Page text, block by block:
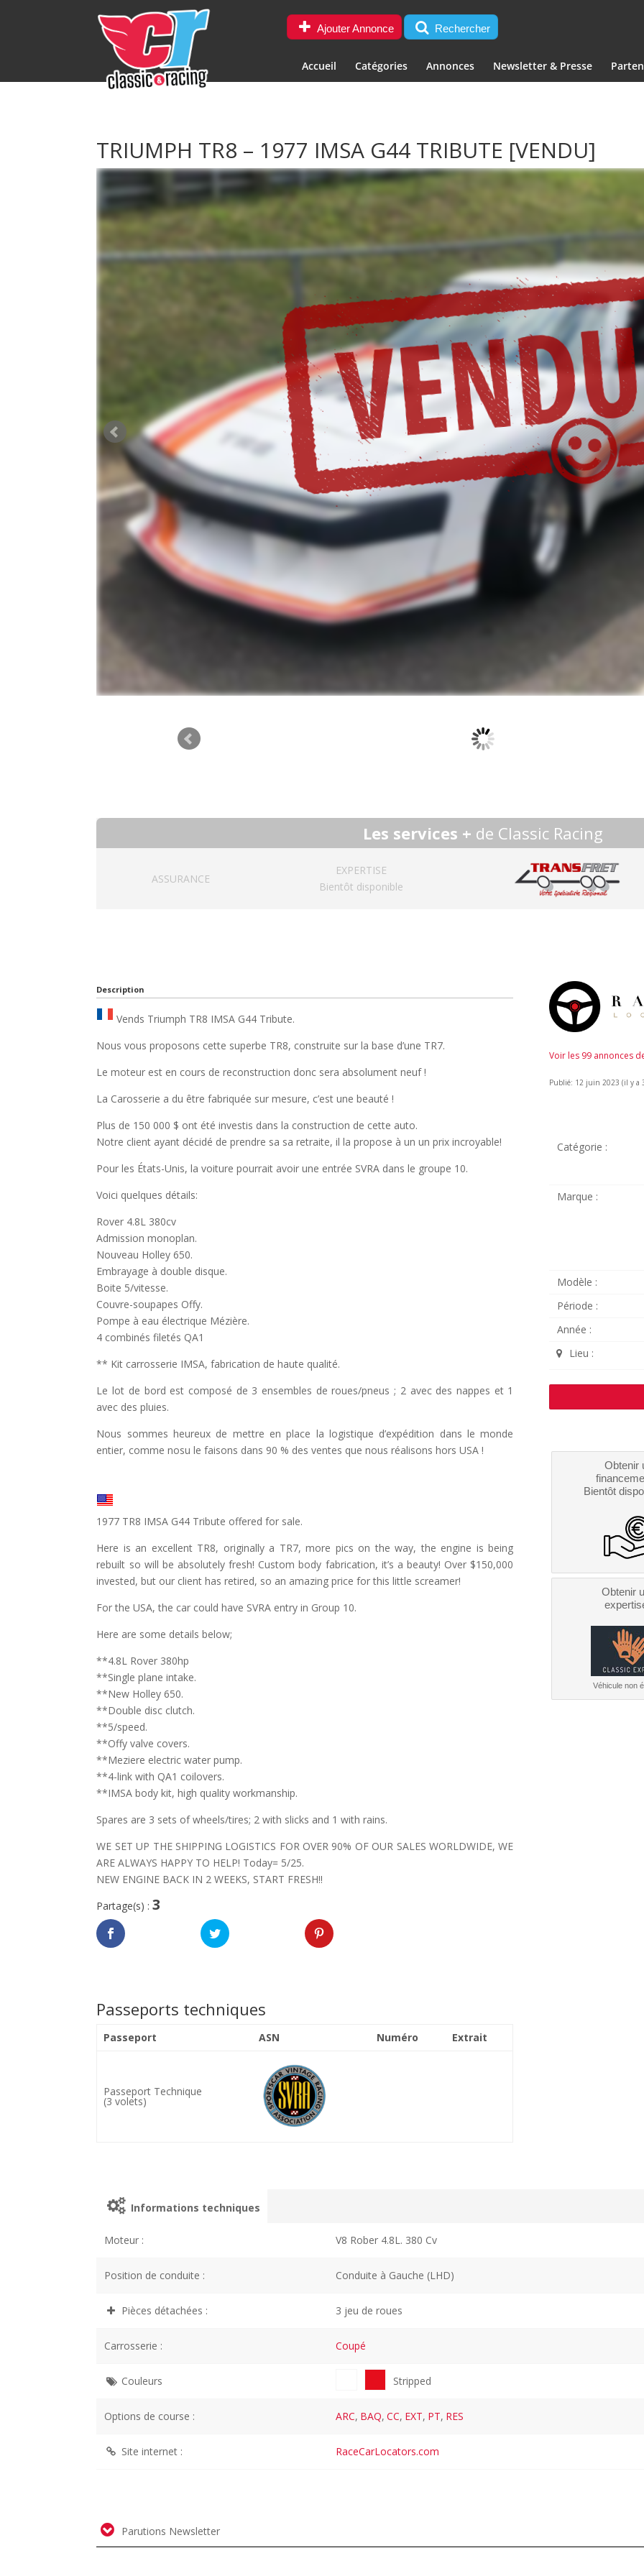
Ajouter Annonce Rechercher
Accueil Catégories Annonces Newsletter & Presse
TRIUMPH TR8 – 1977 IMSA G44 TRIBUTE [VENDU]
Les services + de Classic Racing
ASSURANCE
EXPERTISE
Bientôt disponible
Description
Vends Triumph TR8 IMSA G44 Tribute.
Nous vous proposons cette superbe TR8, construite sur la base d’une TR7.
Le moteur est en cours de reconstruction donc sera absolument neuf !
La Carosserie a du être fabriquée sur mesure, c’est une beauté !
Plus de 150 000 $ ont été investis dans la construction de cette auto.
Notre client ayant décidé de prendre sa sa retraite, il la propose à un un prix incroyable!
Pour les États-Unis, la voiture pourrait avoir une entrée SVRA dans le groupe 10.
Voici quelques détails:
Rover 4.8L 380cv
Admission monoplan.
Nouveau Holley 650.
Embrayage à double disque.
Boite 5/vitesse.
Couvre-soupapes Offy.
Pompe à eau électrique Mézière.
4 combinés filetés QA1
** Kit carrosserie IMSA, fabrication de haute qualité.
Le lot de bord est composé de 3 ensembles de roues/pneus ; 2 avec des nappes et 1
avec des pluies.
Nous sommes heureux de mettre en place la logistique d’expédition dans le monde
entier, comme nosu le faisons dans 90 % des ventes que nous réalisons hors USA !
1977 TR8 IMSA G44 Tribute offered for sale.
Here is an excellent TR8, originally a TR7, more pics on the way, the engine is being
rebuilt so will be absolutely fresh! Custom body fabrication, it’s a beauty! Over $150,000
invested, but our client has retired, so an amazing price for this little screamer!
For the USA, the car could have SVRA entry in Group 10.
Here are some details below;
**4.8L Rover 380hp
**Single plane intake.
**New Holley 650.
**Double disc clutch.
**5/speed.
**Offy valve covers.
**Meziere electric water pump.
**4-link with QA1 coilovers.
**IMSA body kit, high quality workmanship.
Spares are 3 sets of wheels/tires; 2 with slicks and 1 with rains.
WE SET UP THE SHIPPING LOGISTICS FOR OVER 90% OF OUR SALES WORLDWIDE, WE
ARE ALWAYS HAPPY TO HELP! Today= 5/25.
NEW ENGINE BACK IN 2 WEEKS, START FRESH!!
Partage(s) :3
Passeports techniques
Passeport ASN Numéro Extrait
Passeport Technique
(3 volets)
Voir les 99 annonces
Publié: 12 juin 2023 (il y a
Catégorie :
Marque :
Modèle :
Période :
Année :
Lieu :
Obtenir
Bientôt
Obtenir
Véhicule non
Informations techniques
Moteur : V8 Rober 4.8L. 380 Cv
Position de conduite : Conduite à Gauche (LHD)
Pièces détachées : 3 jeu de roues
Carrosserie : Coupé
Couleurs Stripped
Options de course : ARC, BAQ, CC, EXT, PT, RES
Site internet : RaceCarLocators.com
Parutions Newsletter